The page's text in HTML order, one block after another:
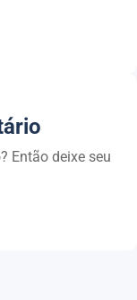
Então deixe seu